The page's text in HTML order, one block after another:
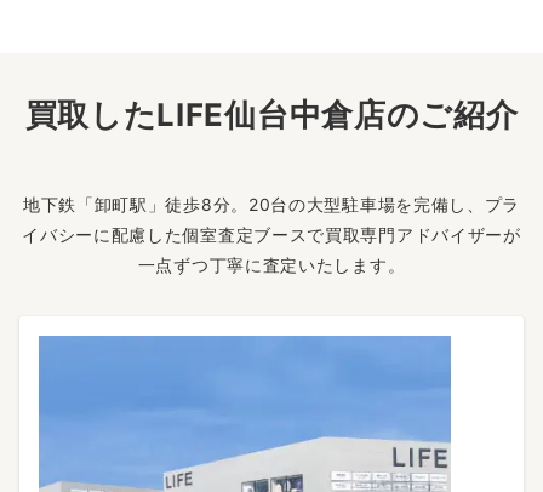
買取したLIFE仙台中倉店のご紹介
地下鉄「卸町駅」徒歩8分。20台の大型駐車場を完備し、プラ
イバシーに配慮した個室査定ブースで買取専門アドバイザーが
一点ずつ丁寧に査定いたします。